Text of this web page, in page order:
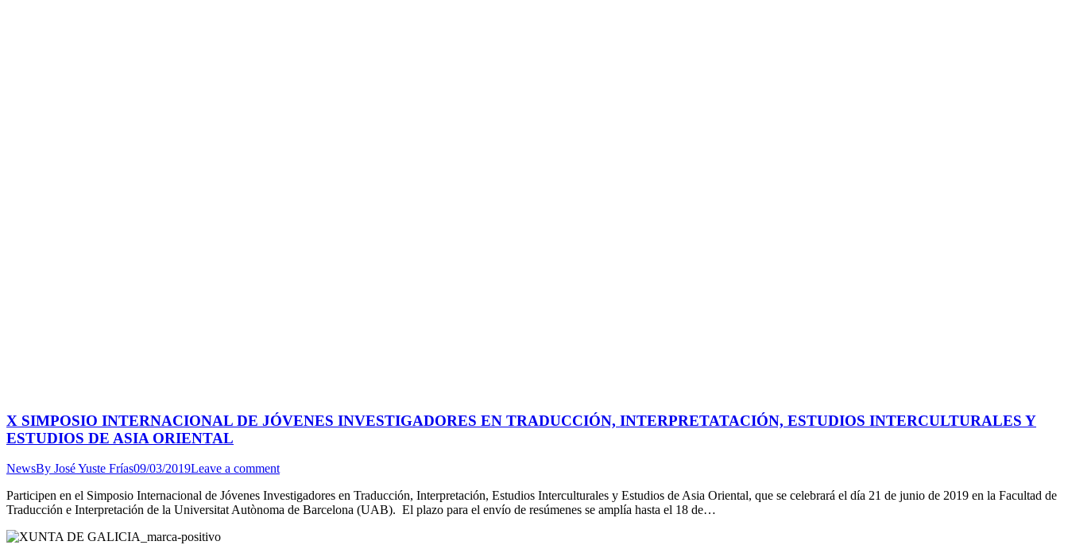
X SIMPOSIO INTERNACIONAL DE JÓVENES INVESTIGADORES EN TRADUCCIÓN, INTERPRETATACIÓN, ESTUDIOS INTERCULTURALES Y
ESTUDIOS DE ASIA ORIENTAL
NewsBy José Yuste Frías09/03/2019Leave a comment
Participen en el Simposio Internacional de Jóvenes Investigadores en Traducción, Interpretación, Estudios Interculturales y Estudios de Asia Oriental, que se celebrará el día 21 de junio de 2019 en la Facultad de
Traducción e Interpretación de la Universitat Autònoma de Barcelona (UAB). El plazo para el envío de resúmenes se amplía hasta el 18 de…